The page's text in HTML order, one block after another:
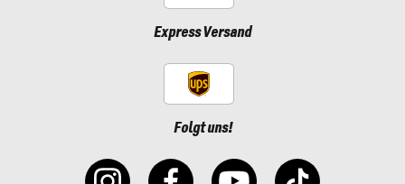
Express Versand
Folgt uns!